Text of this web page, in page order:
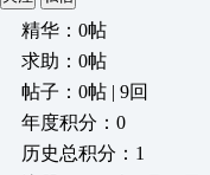
精华：0帖
求助：0帖
帖子：0帖 | 9回
年度积分：0
历史总积分：1